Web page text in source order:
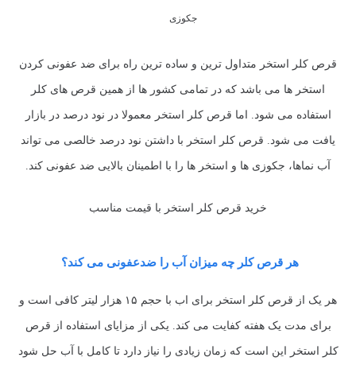
جکوزی
قرص کلر استخر متداول ترین و ساده ترین راه برای ضد عفونی کردن
استخر ها می باشد که در تمامی کشور ها از همین قرص های کلر
استفاده می شود. اما قرص کلر استخر معمولا در نود درصد در بازار
یافت می شود. قرص کلر استخر با داشتن نود درصد خالصی می تواند
آب نماها، جکوزی ها و استخر ها را با اطمینان بالایی ضد عفونی کند.
خرید قرص کلر استخر با قیمت مناسب
هر قرص کلر چه میزان آب را ضدعفونی می کند؟
هر یک از قرص کلر استخر برای اب با حجم ۱۵ هزار لیتر کافی است و
برای مدت یک هفته کفایت می کند. یکی از مزایای استفاده از قرص
کلر استخر این است که زمان زیادی را نیاز دارد تا کامل با آب حل شود